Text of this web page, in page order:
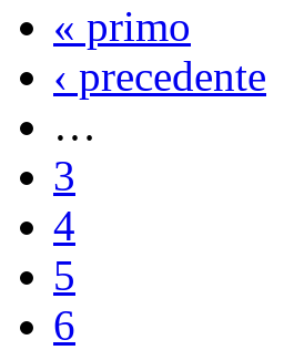
« primo
‹ precedente
…
3
4
5
6